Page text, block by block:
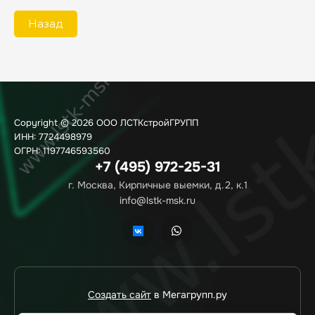
Назад
Copyright © 2026 ООО ЛСТКстройГРУПП
ИНН: 7724498979
ОГРН: 1197746593560
+7 (495) 972-25-31
г. Москва, Кирпичные выемки, д.2, к.1
info@lstk-msk.ru
Создать сайт в Мегагрупп.ру